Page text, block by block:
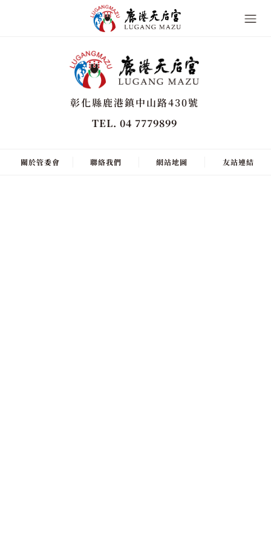
彰化縣鹿港鎮中山路430號
TEL. 04 7779899
關於管委會 聯絡我們 網站地圖 友站連結